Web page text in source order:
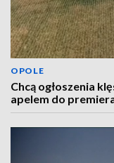
OPOLE
Chcą ogłoszenia
apelem do